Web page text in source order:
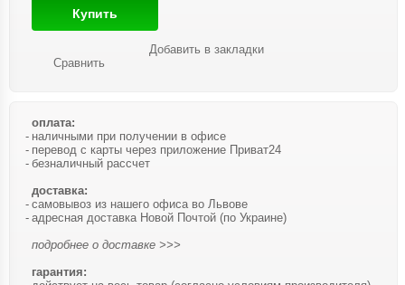
Купить
Сравнить
Добавить в закладки
оплата:
наличными при получении в офисе
перевод с карты через приложение Приват24
безналичный рассчет
доставка:
самовывоз из нашего офиса во Львове
адресная доставка Новой Почтой (по Украине)
подробнее о доставке >>>
гарантия: